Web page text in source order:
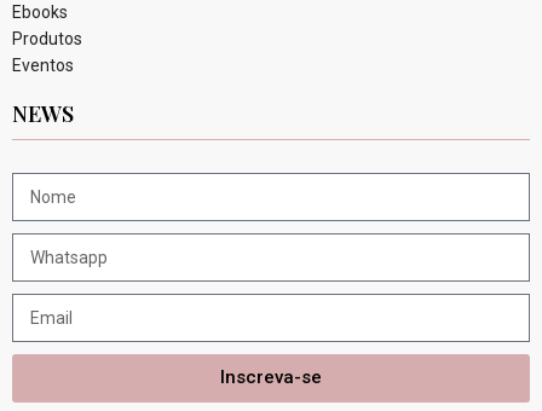
Ebooks
Produtos
Eventos
NEWS
Inscreva-se